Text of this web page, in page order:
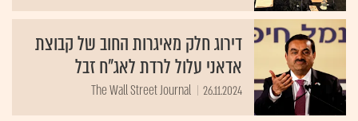
דירוג חלק מאיגרות החוב של קבוצת
אדאני עלול לרדת לאג"ח זבל
26.11.2024
The Wall Street Journal